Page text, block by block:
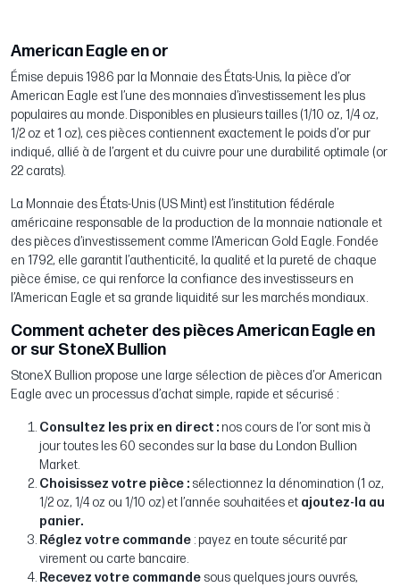
American Eagle en or
Émise depuis 1986 par la Monnaie des États-Unis, la pièce d’or
American Eagle est l’une des monnaies d’investissement les plus
populaires au monde. Disponibles en plusieurs tailles (1/10 oz, 1/4 oz,
1/2 oz et 1 oz), ces pièces contiennent exactement le poids d’or pur
indiqué, allié à de l’argent et du cuivre pour une durabilité optimale (or
22 carats).
La Monnaie des États-Unis (US Mint) est l’institution fédérale
américaine responsable de la production de la monnaie nationale et
des pièces d’investissement comme l’American Gold Eagle. Fondée
en 1792, elle garantit l’authenticité, la qualité et la pureté de chaque
pièce émise, ce qui renforce la confiance des investisseurs en
l’American Eagle et sa grande liquidité sur les marchés mondiaux.
Comment acheter des pièces American Eagle en
or sur StoneX Bullion
StoneX Bullion propose une large sélection de pièces d’or American
Eagle avec un processus d’achat simple, rapide et sécurisé :
Consultez les prix en direct :nos cours de l’or sont mis à
jour toutes les 60 secondes sur la base du London Bullion
Market.
Choisissez votre pièce : sélectionnez la dénomination (1 oz,
1/2 oz, 1/4 oz ou 1/10 oz) et l’année souhaitées et ajoutez-la au
panier.
Réglez votre commande : payez en toute sécurité par
virement ou carte bancaire.
Recevez votre commande sous quelques jours ouvrés,